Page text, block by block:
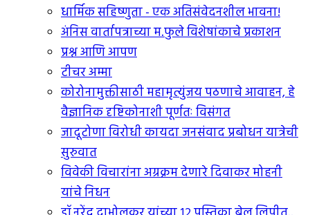
धार्मिक सहिष्णुता - एक अतिसंवेदनशील भावना!
अंनिस वार्तापत्राच्या म.फुले विशेषांकाचे प्रकाशन
प्रश्न आणि आपण
टीचर अम्मा
कोरोनामुक्तीसाठी महामृत्युंजय पठणाचे आवाहन, हे
वैज्ञानिक दृष्टिकोनाशी पूर्णतः विसंगत
जादूटोणा विरोधी कायदा जनसंवाद प्रबोधन यात्रेची
सुरुवात
विवेकी विचारांना अग्रक्रम देणारे दिवाकर मोहनी
यांचे निधन